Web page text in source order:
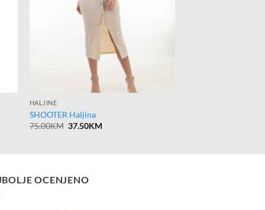
HALJINE
SHOOTER Haljina
75.00KM Original
37.50KMCurrent
OCENJENO